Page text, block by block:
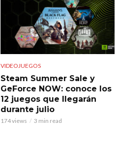
VIDEOJUEGOS
Steam Summer Sale y
GeForce NOW: conoce los
12 juegos que llegarán
durante julio
174 views 3 min read